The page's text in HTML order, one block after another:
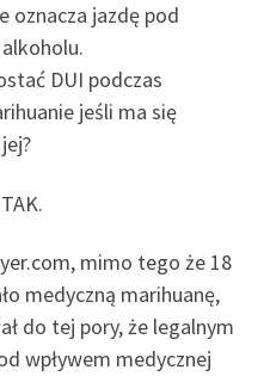
oznacza jazdę pod
DUI podczas
jeśli ma się
mimo tego że 18
medyczną marihuanę,
do tej pory, że legalnym
wpływem medycznej